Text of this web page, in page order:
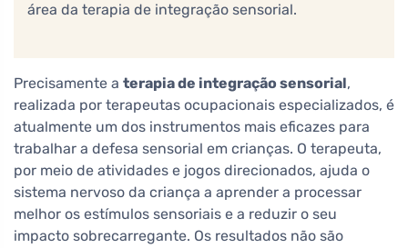
área da terapia de integração sensorial.
Precisamente a terapia de integração sensorial,
realizada por terapeutas ocupacionais especializados, é
atualmente um dos instrumentos mais eficazes para
trabalhar a defesa sensorial em crianças. O terapeuta,
por meio de atividades e jogos direcionados, ajuda o
sistema nervoso da criança a aprender a processar
melhor os estímulos sensoriais e a reduzir o seu
impacto sobrecarregante. Os resultados não são